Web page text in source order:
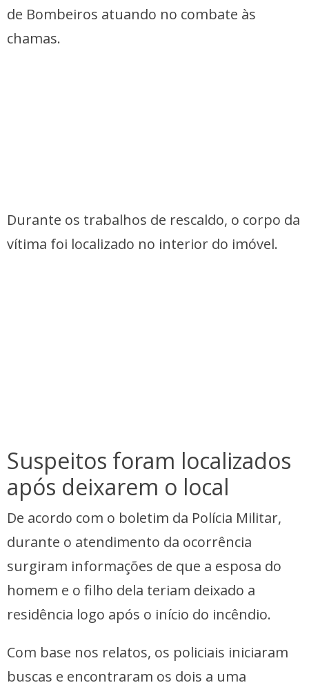
de Bombeiros atuando no combate às
chamas.
Durante os trabalhos de rescaldo, o corpo da
vítima foi localizado no interior do imóvel.
Suspeitos foram localizados
após deixarem o local
De acordo com o boletim da Polícia Militar,
durante o atendimento da ocorrência
surgiram informações de que a esposa do
homem e o filho dela teriam deixado a
residência logo após o início do incêndio.
Com base nos relatos, os policiais iniciaram
buscas e encontraram os dois a uma